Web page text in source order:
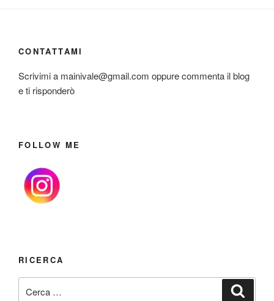
CONTATTAMI
Scrivimi a mainivale@gmail.com oppure commenta il blog
e ti risponderò
FOLLOW ME
RICERCA